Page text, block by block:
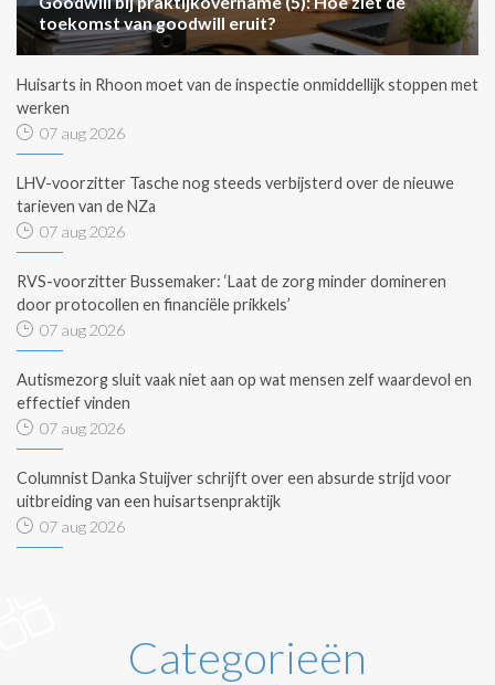
toekomst van goodwill eruit?
Huisarts in Rhoon moet van de inspectie onmiddellijk stoppen met
werken
07 aug 2026
LHV-voorzitter Tasche nog steeds verbijsterd over de nieuwe
tarieven van de NZa
07 aug 2026
RVS-voorzitter Bussemaker: ‘Laat de zorg minder domineren
door protocollen en financiële prikkels’
07 aug 2026
Autismezorg sluit vaak niet aan op wat mensen zelf waardevol en
effectief vinden
07 aug 2026
Columnist Danka Stuijver schrijft over een absurde strijd voor
uitbreiding van een huisartsenpraktijk
07 aug 2026
Categorieën